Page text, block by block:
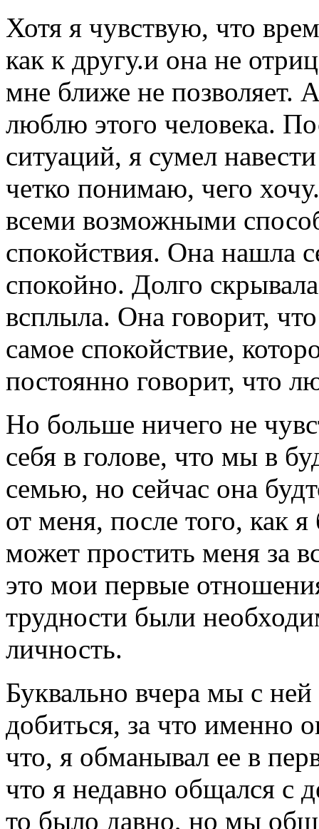
Хотя я чувствую, что
как к другу.и она не
мне ближе не позволяет.
люблю этого человека.
ситуаций, я сумел
четко понимаю, чего
всеми возможными
спокойствия. Она нашла
спокойно. Долго
всплыла. Она говорит,
самое спокойствие,
постоянно говорит, что
Но больше ничего не
себя в голове, что мы в
семью, но сейчас она
от меня, после того, как
может простить меня за
это мои первые
трудности были
личность.
Буквально вчера мы с
добиться, за что именно
что, я обманывал ее в
что я недавно общался с
то было давно, но мы